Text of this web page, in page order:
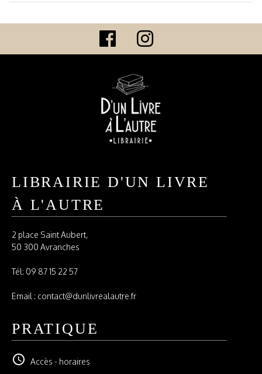
LIBRAIRIE D'UN LIVRE
À L'AUTRE
2 place Saint Aubert,
50 300 Avranches
Tél: 09 87 15 22 57
Email : contact@dunlivrealautre.fr
PRATIQUE
schedule Accès - horaires